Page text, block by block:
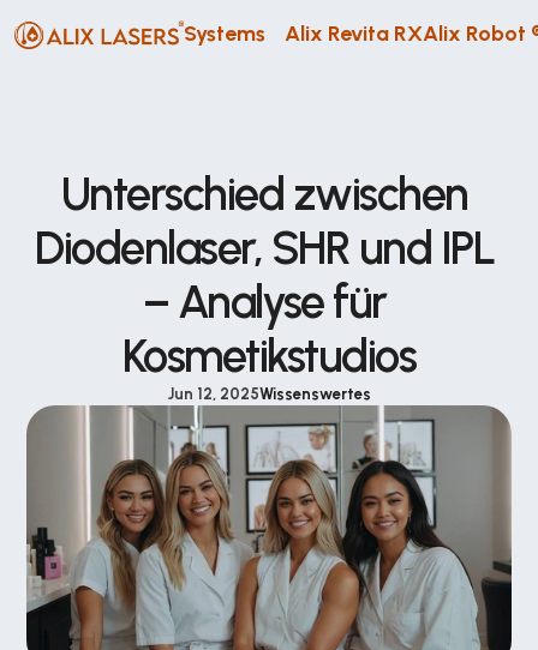
Systems Alix Revita RXAlix Robot
Unterschied zwischen
Diodenlaser, SHR und IPL
– Analyse für
Kosmetikstudios
Jun 12, 2025Wissenswertes